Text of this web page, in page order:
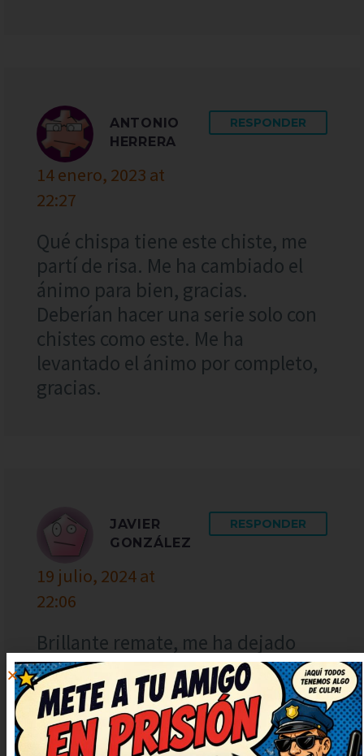
ANTONIO
HERRERA
14 enero, 2023 at
22:27
RESPONDER
Qué chispa tiene este chiste, me
partí de risa. Me ha cambiado el
ánimo para bien, gracias.
Deberían hacer una serie solo con
chistes como este. Me ha
levantado el ánimo por completo,
gracias.
JAVIER
GONZÁLEZ
19 julio, 2024 at
22:06
RESPONDER
Brillante remate, me ha dejado
con una carcajada tremenda. El
juego de palabras está finísimo,
me ha sorprendido. Seguid
publicando más, que alegran un